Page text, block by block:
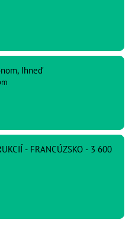
Ihneď
- FRANCÚZSKO - 3 600